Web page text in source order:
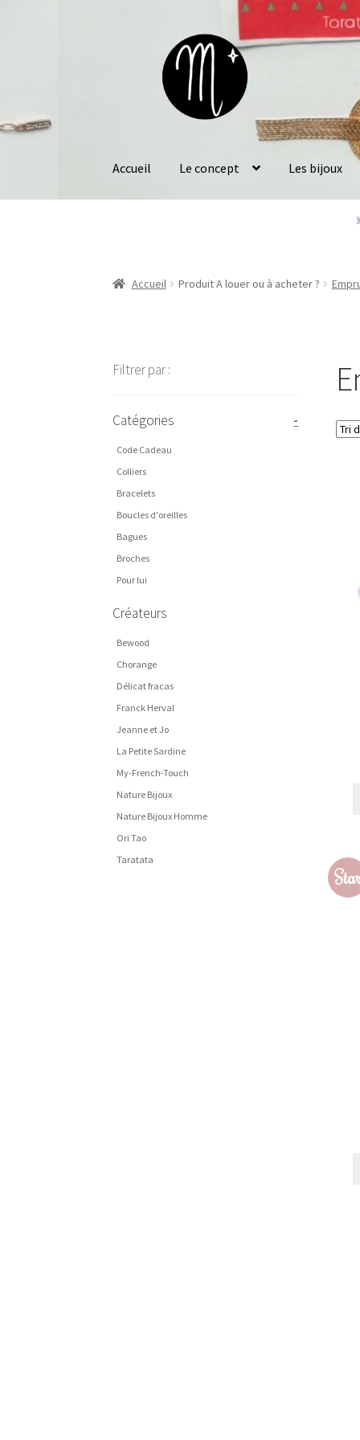
navigation
Accueil Le concept Les bijoux
Accueil Produit A louer ou à acheter ?
Filtrer par :
Catégories -
Code Cadeau
Colliers
Bracelets
Boucles d'oreilles
Bagues
Broches
Pour lui
Créateurs
Bewood
Chorange
Délicat fracas
Franck Herval
Jeanne et Jo
La Petite Sardine
My-French-Touch
Nature Bijoux
Nature Bijoux Homme
Ori Tao
Taratata